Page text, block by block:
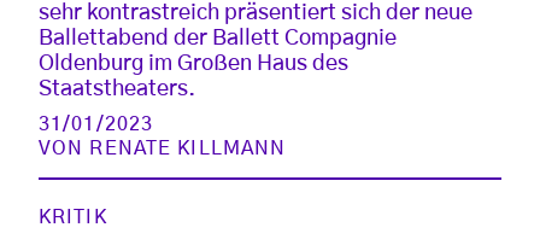
sehr kontrastreich präsentiert sich der neue
Ballettabend der Ballett Compagnie
Oldenburg im Großen Haus des
Staatstheaters.
31/01/2023
VON
RENATE KILLMANN
KRITIK